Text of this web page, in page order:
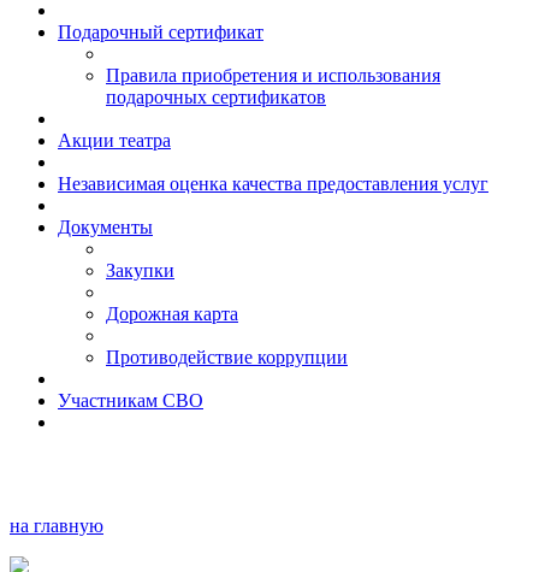
Подарочный сертификат
Правила приобретения и использования
подарочных сертификатов
Акции театра
Независимая оценка качества предоставления услуг
Документы
Закупки
Дорожная карта
Противодействие коррупции
Участникам СВО
на главную